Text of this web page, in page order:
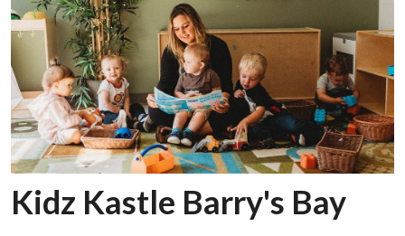
Kidz Kastle Barry's Bay